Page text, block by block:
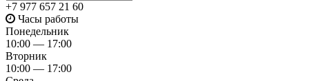
+7 977 657 21 60
Часы работы
Понедельник
10:00 — 17:00
Вторник
10:00 — 17:00